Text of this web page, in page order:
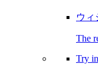
ウィ
The
Try in